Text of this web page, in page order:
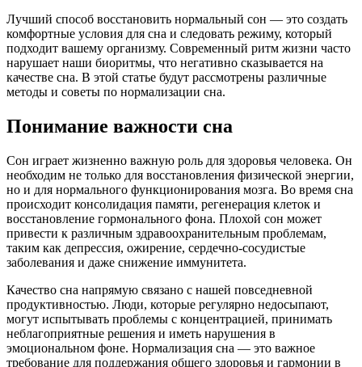
Лучший способ восстановить нормальный сон — это создать
комфортные условия для сна и следовать режиму, который
подходит вашему организму. Современный ритм жизни часто
нарушает наши биоритмы, что негативно сказывается на
качестве сна. В этой статье будут рассмотрены различные
методы и советы по нормализации сна.
Понимание важности сна
Сон играет жизненно важную роль для здоровья человека. Он
необходим не только для восстановления физической энергии,
но и для нормального функционирования мозга. Во время сна
происходит консолидация памяти, регенерация клеток и
восстановление гормонального фона. Плохой сон может
привести к различным здравоохранительным проблемам,
таким как депрессия, ожирение, сердечно-сосудистые
заболевания и даже снижение иммунитета.
Качество сна напрямую связано с нашей повседневной
продуктивностью. Люди, которые регулярно недосыпают,
могут испытывать проблемы с концентрацией, принимать
неблагоприятные решения и иметь нарушения в
эмоциональном фоне. Нормализация сна — это важное
требование для поддержания общего здоровья и гармонии в